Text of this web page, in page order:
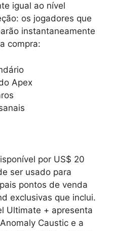
igual ao nível
os jogadores que
instantaneamente
compra:
Apex
por US$ 20
ser usado para
pontos de venda
exclusivas que inclui.
Ultimate + apresenta
Caustic e a